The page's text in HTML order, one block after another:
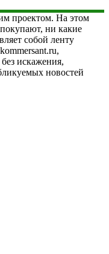
проектом. На этом
ни какие
собой ленту
искажения,
новостей